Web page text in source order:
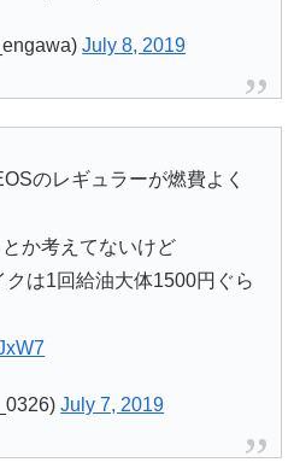
July 8, 2019
のレギュラーが燃費よく
か考えてないけど
は1回給油大体1500円ぐら
July 7, 2019